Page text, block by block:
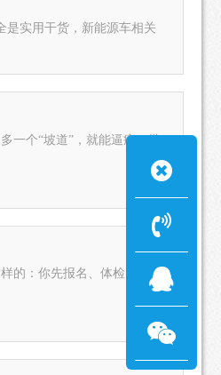
是实用干货，新能源车相关
一个“坡道”，就能逼疯一批
的：你先报名、体检、面